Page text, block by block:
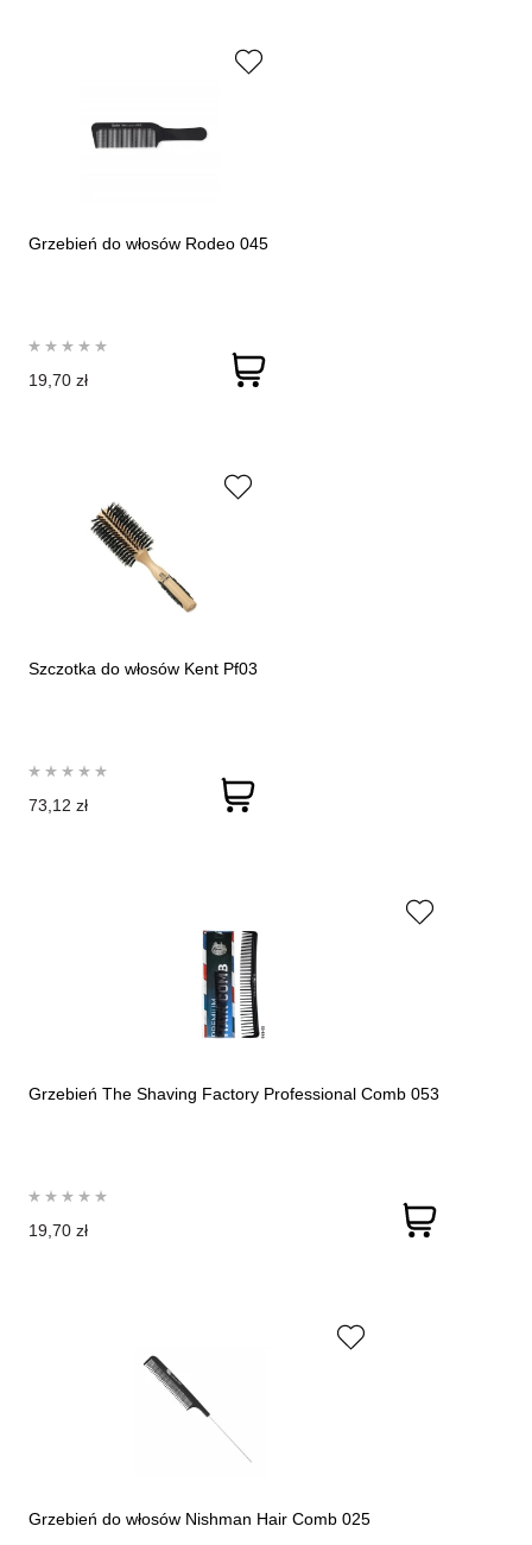
Grzebień do włosów Rodeo 045
19,70 zł
Szczotka do włosów Kent Pf03
73,12 zł
Grzebień The Shaving Factory Professional Comb 053
19,70 zł
Grzebień do włosów Nishman Hair Comb 025